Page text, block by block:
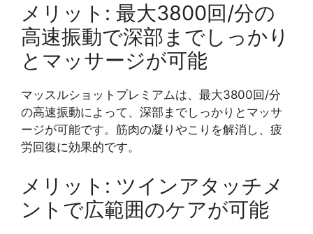
メリット: 最大3800回/分の
高速振動で深部までしっかり
とマッサージが可能
マッスルショットプレミアムは、最大3800回/分
の高速振動によって、深部までしっかりとマッサ
ージが可能です。筋肉の凝りやこりを解消し、疲
労回復に効果的です。
メリット: ツインアタッチメ
ントで広範囲のケアが可能